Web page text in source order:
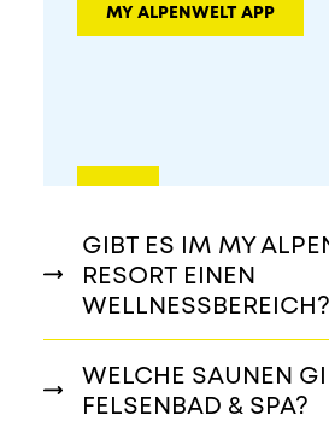
MY ALPENWELT APP
GIBT ES IM MY
RESORT EINEN
WELLNESSBEREICH?
WELCHE SAUNEN
FELSENBAD & SPA?